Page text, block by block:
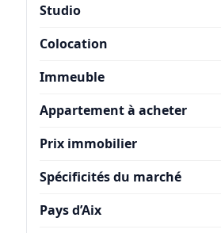
Studio
Colocation
Immeuble
Appartement à acheter
Prix immobilier
Spécificités du marché
Pays d’Aix